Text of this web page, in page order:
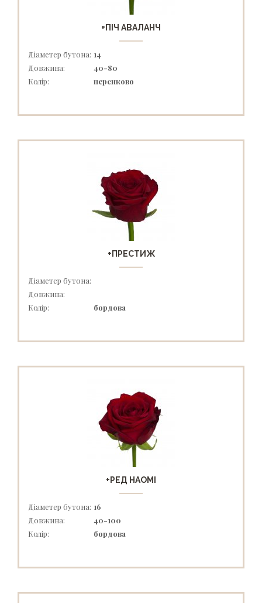
+ПІЧ АВАЛАНЧ
Діаметер бутона: 14
Довжина:
40-80
Колір:
персиково
+ПРЕСТИЖ
Діаметер бутона:
Довжина:
Колір:
бордова
+РЕД НАОМІ
Діаметер бутона: 16
Довжина:
40-100
Колір:
бордова